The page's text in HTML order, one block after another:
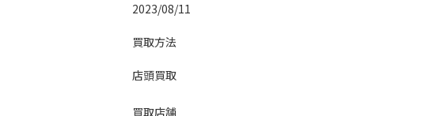
2023/08/11
買取方法
店頭買取
買取店舗